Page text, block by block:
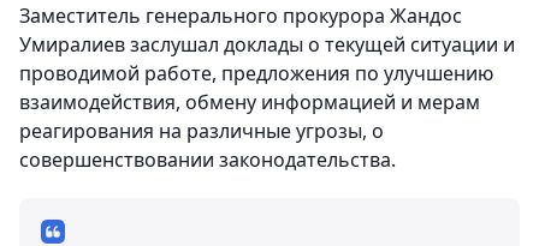
Заместитель генерального прокурора Жандос
Умиралиев заслушал доклады о текущей ситуации и
проводимой работе, предложения по улучшению
взаимодействия, обмену информацией и мерам
реагирования на различные угрозы, о
совершенствовании законодательства.